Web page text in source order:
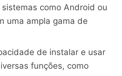
como Android ou
uma ampla gama de
de instalar e usar
funções, como